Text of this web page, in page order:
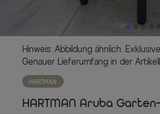
Hinweis: Abbildung ähnlich.
Genauer Lieferumfang in der
HARTMAN
HARTMAN Aruba